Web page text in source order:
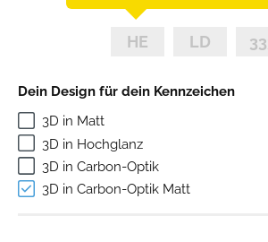
Dein Design für dein Kennzeichen
3D in Matt
3D in Hochglanz
3D in Carbon-Optik
3D in Carbon-Optik Matt